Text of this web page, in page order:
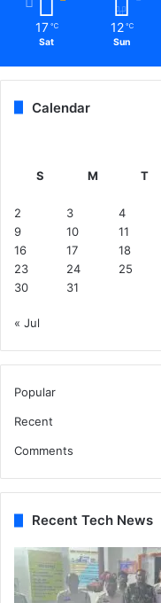
17 ℃
Sat
12 ℃
Sun
Calendar
S M T
2
3 4
9
10 11
16
17 18
23
24 25
30
31
« Jul
Popular
Recent
Comments
Recent Tech News